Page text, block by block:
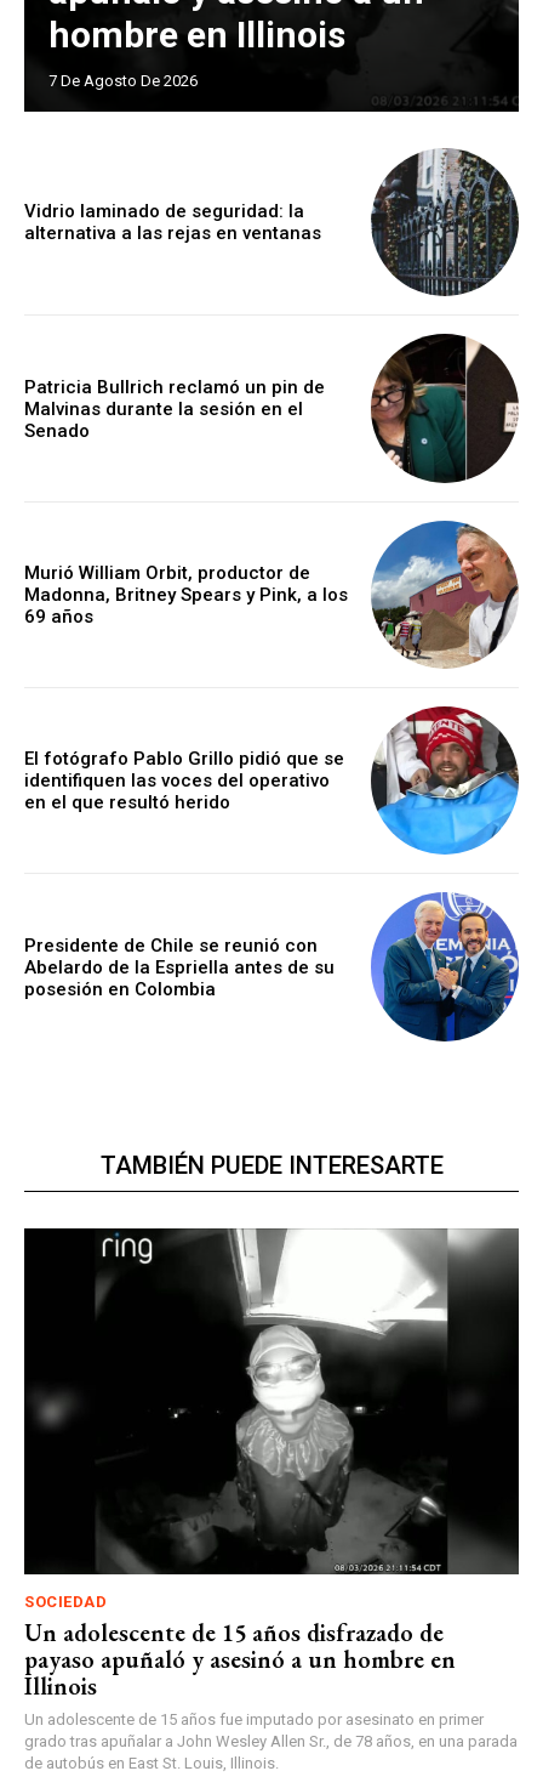
hombre en Illinois
7 De Agosto De 2026
Vidrio laminado de seguridad: la
alternativa a las rejas en ventanas
Patricia Bullrich reclamó un pin de
Malvinas durante la sesión en el
Senado
Murió William Orbit, productor de
Madonna, Britney Spears y Pink, a los
69 años
El fotógrafo Pablo Grillo pidió que se
identifiquen las voces del operativo
en el que resultó herido
Presidente de Chile se reunió con
Abelardo de la Espriella antes de su
posesión en Colombia
TAMBIÉN PUEDE INTERESARTE
SOCIEDAD
Un adolescente de 15 años disfrazado de
payaso apuñaló y asesinó a un hombre en
Illinois
Un adolescente de 15 años fue imputado por asesinato en primer
grado tras apuñalar a John Wesley Allen Sr., de 78 años, en una parada
de autobús en East St. Louis, Illinois.